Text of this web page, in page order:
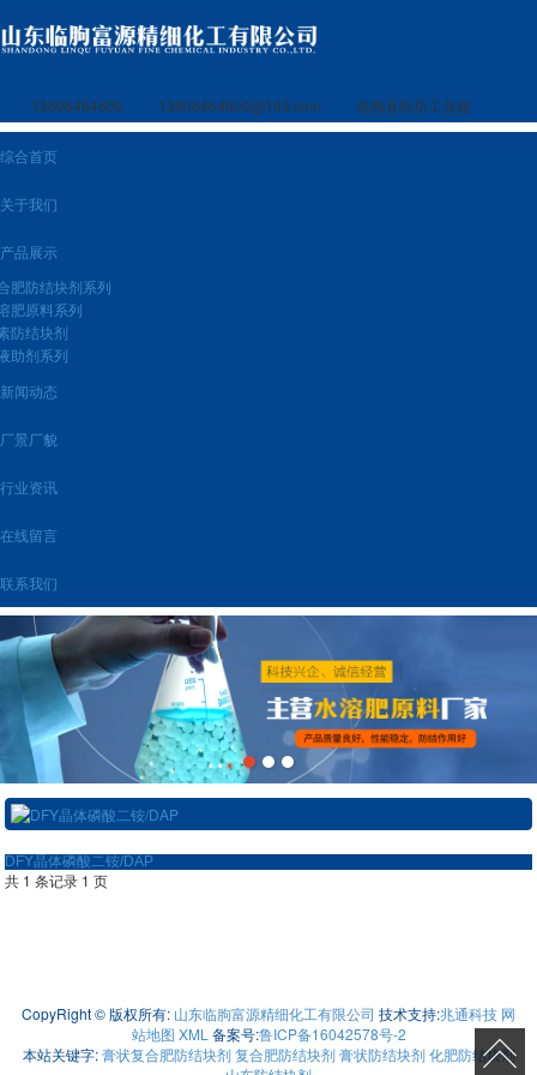
13606464600 13606464600@163.com 临朐县纸坊工业园
综合首页
关于我们
产品展示
肥防结块剂系列
肥原料系列
防结块剂
助剂系列
新闻动态
厂景厂貌
行业资讯
在线留言
联系我们
DFY晶体磷酸二铵/DAP
共 1 条记录 1 页
CopyRight © 版权所有: 山东临朐富源精细化工有限公司 技术支持:兆通科技 网
站地图 XML 备案号:鲁ICP备16042578号-2
本站关键字:膏状复合肥防结块剂 复合肥防结块剂 膏状防结块剂 化肥防结块剂